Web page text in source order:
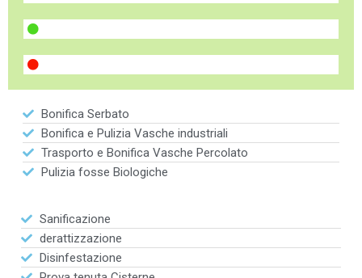
Bonifica Serbato
Bonifica e Pulizia Vasche industriali
Trasporto e Bonifica Vasche Percolato
Pulizia fosse Biologiche
Sanificazione
derattizzazione
Disinfestazione